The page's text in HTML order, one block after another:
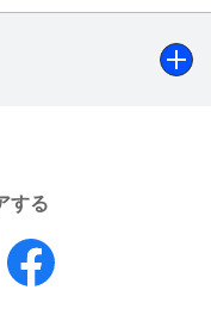
に舞い降り、ちょ
る。抜群の運動神
ュー！さてその結
ンターテイメント
の氷上ショーをデ
後の夏に見せてく
！！秋山莉奈の魅
する